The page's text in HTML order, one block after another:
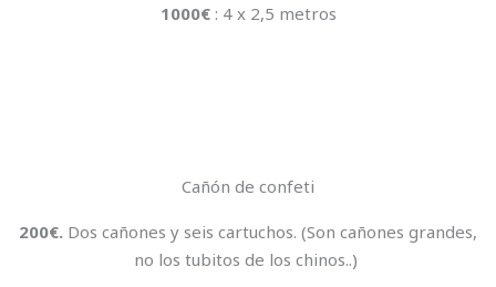
1000€: 4 x 2,5 metros
Cañón de confeti
200€. Dos cañones y seis cartuchos. (Son cañones grandes,
no los tubitos de los chinos..)